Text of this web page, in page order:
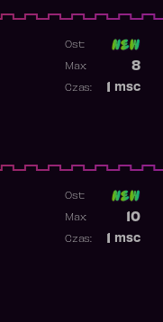
Ost:
8
Max:
msc
Czas:
Ost:
10
Max:
msc
Czas: